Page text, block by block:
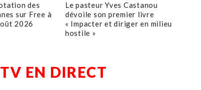
des
sur Free à
2026
Le pasteur Yves Castanou
dévoile son premier livre
« Impacter et diriger en milieu
hostile »
TV EN DIRECT